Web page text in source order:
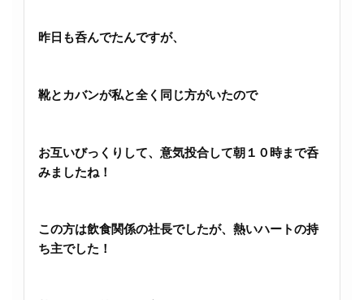
昨日も呑んでたんですが、
靴とカバンが私と全く同じ方がいたので
お互いびっくりして、意気投合して朝１０時まで呑
みましたね！
この方は飲食関係の社長でしたが、熱いハートの持
ち主でした！